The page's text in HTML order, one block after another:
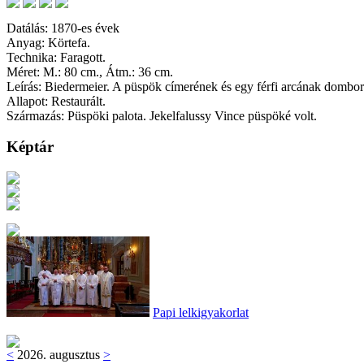
Datálás: 1870-es évek
Anyag: Körtefa.
Technika: Faragott.
Méret: M.: 80 cm., Átm.: 36 cm.
Leírás: Biedermeier. A püspök címerének és egy férfi arcának
Allapot: Restaurált.
Származás: Püspöki palota. Jekelfalussy Vince püspöké volt.
Képtár
Papi lelkigyakorlat
< 2026. augusztus >